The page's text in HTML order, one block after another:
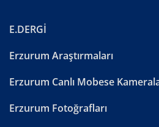
E.DERGİ
Erzurum Araştırmaları
Erzurum Canlı Mobese
Erzurum Fotoğrafları